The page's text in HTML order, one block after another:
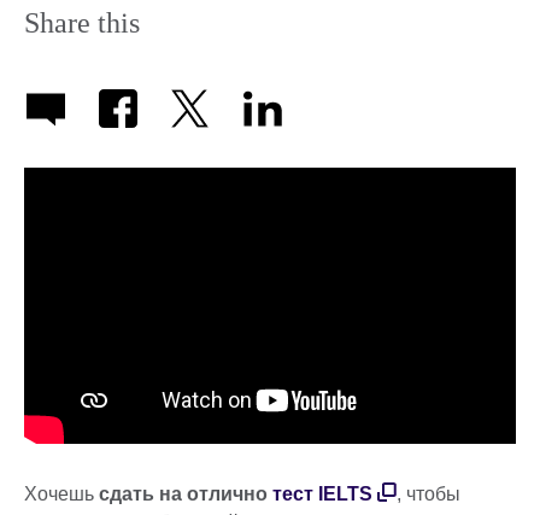
Share this
Хочешь сдать на отлично тест IELTS
, чтобы